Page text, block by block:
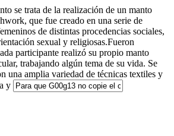
se trata de la realización de un manto
que fue creado en una serie de
de distintas procedencias sociales,
sexual y religiosas.Fueron
participante realizó su propio manto
trabajando algún tema de su vida. Se
una amplia variedad de técnicas textiles y
y